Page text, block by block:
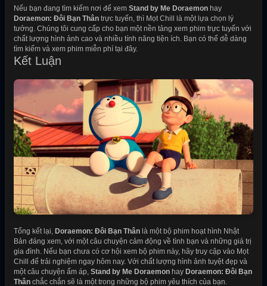
Nếu bạn đang tìm kiếm nơi để xem Stand by Me Doraemon hay
Doraemon: Đôi Bạn Thân trực tuyến, thì Mọt Chill là một lựa chọn lý
tưởng. Chúng tôi cung cấp cho bạn một nền tảng xem phim trực tuyến với
chất lượng hình ảnh cao và nhiều tính năng tiện ích. Bạn có thể dễ dàng
tìm kiếm và xem phim miễn phí tại đây.
Kết Luận
Tổng kết lại, Doraemon: Đôi Bạn Thân là một bộ phim hoạt hình Nhật
Bản đáng xem, với một câu chuyện cảm động về tình bạn và những giá trị
gia đình. Nếu bạn chưa có cơ hội xem bộ phim này, hãy truy cập vào Mọt
Chill để trải nghiệm ngay hôm nay. Với chất lượng hình ảnh tuyệt đẹp và
một câu chuyện ấm áp, Stand by Me Doraemon hay Doraemon: Đôi Bạn
Thân chắc chắn sẽ là một trong những bộ phim yêu thích của bạn.